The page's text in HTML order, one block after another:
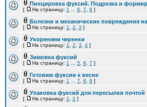
Пинцировка фуксий. Подрезка и
[ На страницу: 1 6 7 8 ]
Болезни и механические повреждения
[ На страницу: 1 2 3 ]
Укореняем черенки
[ На страницу: 1 2 3 4 ]
Зимовка фуксий
[ На страницу: 1 5 6 7 ]
Готовим фуксии к весне
[ На страницу: 1 7 8 9 ]
Упаковка фуксий для пересылки почтой
[ На страницу: 1 2 ]